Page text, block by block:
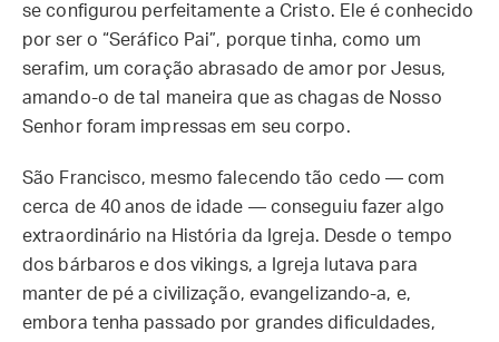
se configurou perfeitamente a Cristo. Ele é conhecido
por ser o “Seráfico Pai”, porque tinha, como um
serafim, um coração abrasado de amor por Jesus,
amando-o de tal maneira que as chagas de Nosso
Senhor foram impressas em seu corpo.
São Francisco, mesmo falecendo tão cedo — com
cerca de 40 anos de idade — conseguiu fazer algo
extraordinário na História da Igreja. Desde o tempo
dos bárbaros e dos vikings, a Igreja lutava para
manter de pé a civilização, evangelizando-a, e,
embora tenha passado por grandes dificuldades,